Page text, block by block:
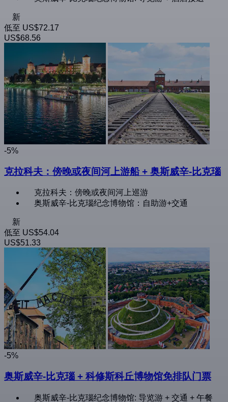
新
低至 US$72.17
US$68.56
-5%
克拉科夫：傍晚或夜间河上游船 + 奥斯威辛-比克瑙
克拉科夫：傍晚或夜间河上巡游
奥斯威辛-比克瑙纪念博物馆：自助游+交通
新
低至 US$54.04
US$51.33
-5%
奥斯威辛-比克瑙 + 科修斯科丘博物馆免排队门票
奥斯威辛-比克瑙纪念博物馆: 导览游 + 交通 + 午餐